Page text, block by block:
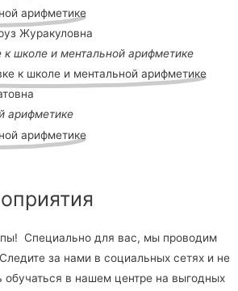
Журакуловна
к школе и ментальной арифметике
арифметике
Специально для вас, мы проводим
за нами в социальных сетях и не
обучаться в нашем центре на выгодных